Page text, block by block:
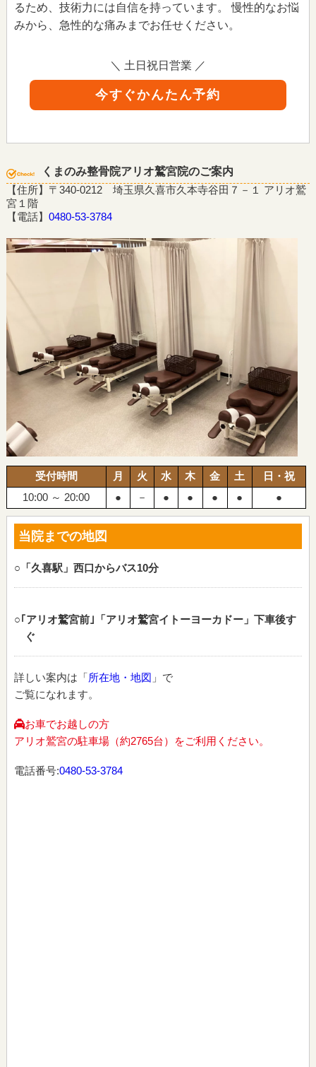
るため、技術力には自信を持っています。 慢性的なお悩
みから、急性的な痛みまでお任せください。
＼ 土日祝日営業 ／
今すぐかんたん予約
くまのみ整骨院アリオ鷲宮院のご案内
【住所】〒340-0212 埼玉県久喜市久本寺谷田７－１ アリオ鷲
宮１階
【電話】 0480-53-3784
受付時間 月 火 水 木 金 土
日・祝
10:00 ～ 20:00
● － ● ● ● ● ●
当院までの地図
○「久喜駅」西口からバス10分
○｢アリオ鷲宮前｣「アリオ鷲宮イトーヨーカドー」下車後す
ぐ
詳しい案内は「所在地・地図 」で
ご覧になれます。
お車でお越しの方
アリオ鷲宮の駐車場（約2765台）をご利用ください。
電話番号:0480-53-3784